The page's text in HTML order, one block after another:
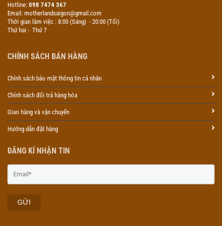
Hotline: 098 7474 367
Email: motherlandsaigon@gmail.com
Thời gian làm việc : 8:00 (Sáng) - 20:00 (Tối)
Thứ hai - Thứ 7
CHÍNH SÁCH BÁN HÀNG
Chính sách bảo mật thông tin cá nhân
Chính sách đổi trả hàng hóa
Giao hàng và vận chuyển
Hướng dẫn đặt hàng
ĐĂNG KÍ NHẬN TIN
GỬI